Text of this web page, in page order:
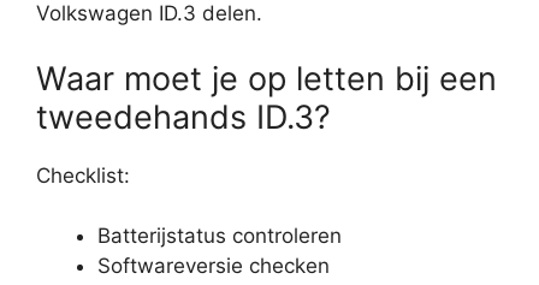
Volkswagen ID.3 delen.
Waar moet je op letten bij een
tweedehands ID.3?
Checklist:
Batterijstatus controleren
Softwareversie checken